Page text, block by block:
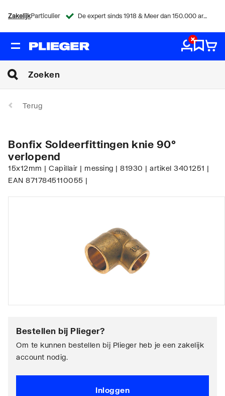
ZakelijkParticulier De expert sinds 1918 & Meer dan 150.000 artikelen
Terug
Bonfix Soldeerfittingen knie 90°
verlopend
15x12mm | Capillair | messing | 81930 | artikel 3401251 |
EAN 8717845110055 |
Bestellen bij Plieger?
Om te kunnen bestellen bij Plieger heb je een zakelijk
account nodig.
Inloggen